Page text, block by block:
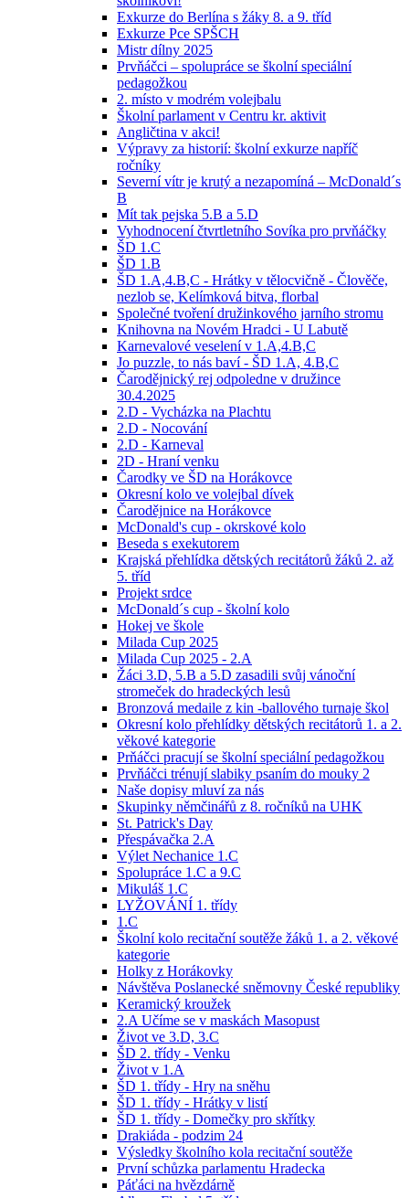
Exkurze do Berlína s žáky 8. a 9. tříd
Exkurze Pce SPŠCH
Mistr dílny 2025
Prvňáčci – spolupráce se školní speciální
pedagožkou
2. místo v modrém volejbalu
Školní parlament v Centru kr. aktivit
Angličtina v akci!
Výpravy za historií: školní exkurze napříč
ročníky
Severní vítr je krutý a nezapomíná – McDonald´s
B
Mít tak pejska 5.B a 5.D
Vyhodnocení čtvrtletního Sovíka pro prvňáčky
ŠD 1.C
ŠD 1.B
ŠD 1.A,4.B,C - Hrátky v tělocvičně - Člověče,
nezlob se, Kelímková bitva, florbal
Společné tvoření družinkového jarního stromu
Knihovna na Novém Hradci - U Labutě
Karnevalové veselení v 1.A,4.B,C
Jo puzzle, to nás baví - ŠD 1.A, 4.B,C
Čarodějnický rej odpoledne v družince
30.4.2025
2.D - Vycházka na Plachtu
2.D - Nocování
2.D - Karneval
2D - Hraní venku
Čarodky ve ŠD na Horákovce
Okresní kolo ve volejbal dívek
Čarodějnice na Horákovce
McDonald's cup - okrskové kolo
Beseda s exekutorem
Krajská přehlídka dětských recitátorů žáků 2. až
5. tříd
Projekt srdce
McDonald´s cup - školní kolo
Hokej ve škole
Milada Cup 2025
Milada Cup 2025 - 2.A
Žáci 3.D, 5.B a 5.D zasadili svůj vánoční
stromeček do hradeckých lesů
Bronzová medaile z kin -ballového turnaje škol
Okresní kolo přehlídky dětských recitátorů 1. a 2.
věkové kategorie
Prňáčci pracují se školní speciální pedagožkou
Prvňáčci trénují slabiky psaním do mouky 2
Naše dopisy mluví za nás
Skupinky němčinářů z 8. ročníků na UHK
St. Patrick's Day
Přespávačka 2.A
Výlet Nechanice 1.C
Spolupráce 1.C a 9.C
Mikuláš 1.C
LYŽOVÁNÍ 1. třídy
1.C
Školní kolo recitační soutěže žáků 1. a 2. věkové
kategorie
Holky z Horákovky
Návštěva Poslanecké sněmovny České republiky
Keramický kroužek
2.A Učíme se v maskách Masopust
Život ve 3.D, 3.C
ŠD 2. třídy - Venku
Život v 1.A
ŠD 1. třídy - Hry na sněhu
ŠD 1. třídy - Hrátky v listí
ŠD 1. třídy - Domečky pro skřítky
Drakiáda - podzim 24
Výsledky školního kola recitační soutěže
První schůzka parlamentu Hradecka
Páťáci na hvězdárně